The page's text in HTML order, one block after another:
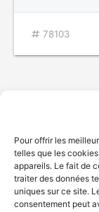
Pour offrir les
telles que les
appareils. Le fait de
traiter des données
uniques sur ce site.
consentement peut
78103